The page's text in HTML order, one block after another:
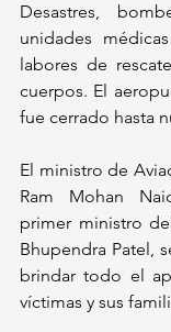
Desastres,
unidades
labores de
cuerpos. El
fue cerrado hasta
El ministro de
Ram Mohan
primer ministro
Bhupendra Patel,
brindar todo el
víctimas y sus